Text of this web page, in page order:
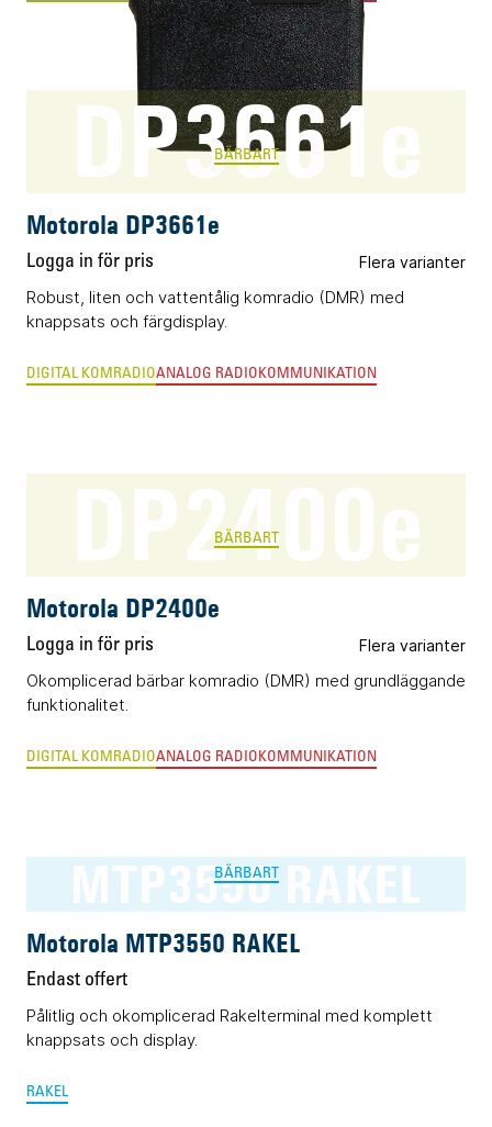
DP3661e
BÄRBART
Motorola DP3661e
Logga in för pris Flera varianter
Robust, liten och vattentålig komradio (DMR) med
knappsats och färgdisplay.
DIGITAL KOMRADIOANALOG RADIOKOMMUNIKATION
DP2400e
BÄRBART
Motorola DP2400e
Logga in för pris Flera varianter
Okomplicerad bärbar komradio (DMR) med grundläggande
funktionalitet.
DIGITAL KOMRADIOANALOG RADIOKOMMUNIKATION
MTP3550 RAKEL
BÄRBART
Motorola MTP3550 RAKEL
Endast offert
Pålitlig och okomplicerad Rakelterminal med komplett
knappsats och display.
RAKEL